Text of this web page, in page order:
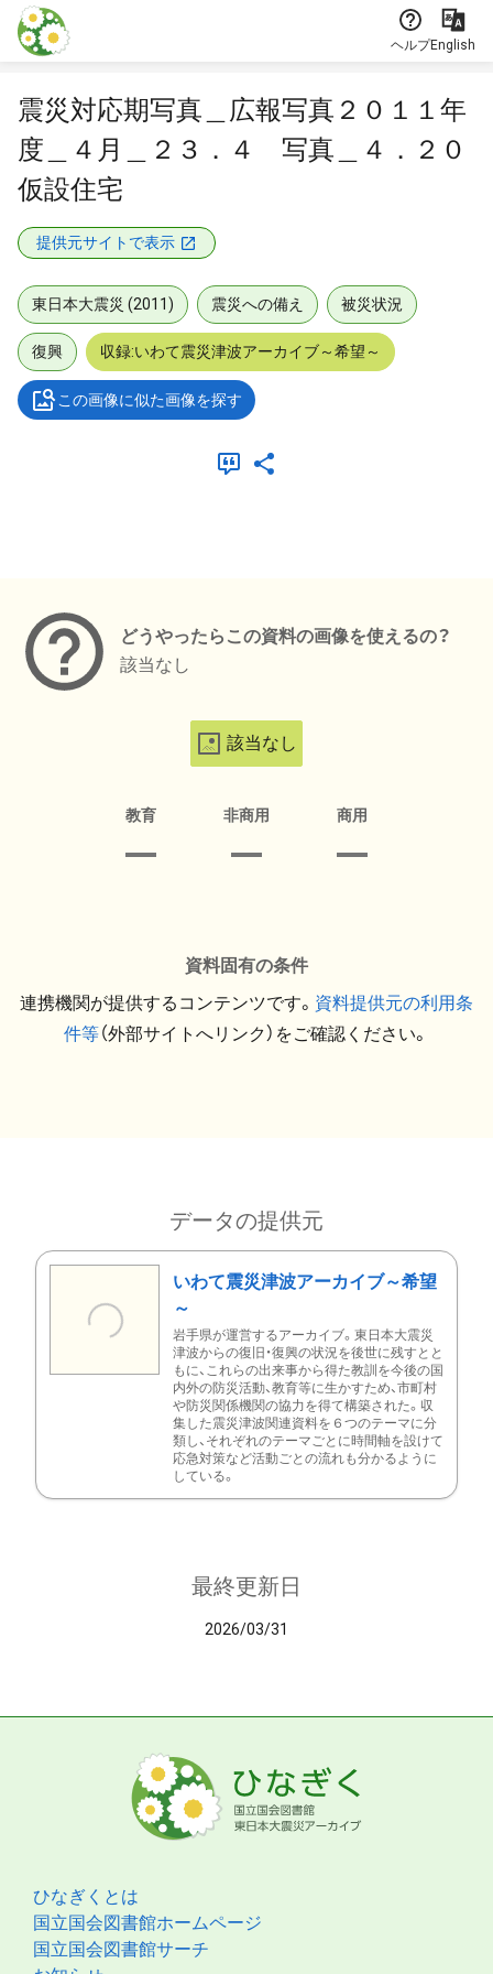
本文に飛ぶ
ヘルプEnglish
震災対応期写真＿広報写真２０１１年
度＿４月＿２３．４ 写真＿４．２０
仮設住宅
提供元サイトで表示
東日本大震災 (2011) 震災への備え 被災状況
復興 収録:いわて震災津波アーカイブ～希望～
この画像に似た画像を探す
どうやったらこの資料の画像を使えるの？
該当なし
該当なし
教育 非商用 商用
資料固有の条件
連携機関が提供するコンテンツです。 資料提供元の利用条
件等（外部サイトへリンク）をご確認ください。
データの提供元
いわて震災津波アーカイブ～希望
～
岩手県が運営するアーカイブ。東日本大震災
津波からの復旧・復興の状況を後世に残すとと
もに、これらの出来事から得た教訓を今後の国
内外の防災活動、教育等に生かすため、市町村
や防災関係機関の協力を得て構築された。収
集した震災津波関連資料を６つのテーマに分
類し、それぞれのテーマごとに時間軸を設けて
応急対策など活動ごとの流れも分かるように
している。
最終更新日
2026/03/31
ひなぎくとは
国立国会図書館ホームページ
国立国会図書館サーチ